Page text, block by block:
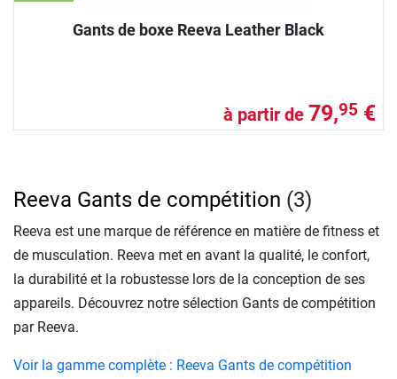
Gants de boxe Reeva Leather Black
à partir de 79,95 €
Reeva Gants de compétition (3)
Reeva est une marque de référence en matière de fitness et
de musculation. Reeva met en avant la qualité, le confort,
la durabilité et la robustesse lors de la conception de ses
appareils. Découvrez notre sélection Gants de compétition
par Reeva.
Voir la gamme complète : Reeva Gants de compétition